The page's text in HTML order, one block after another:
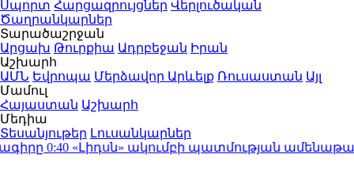
Սպորտ Հարցազրույցներ Վերլուծական
Ծաղրանկարներ
Տարածաշրջան
Արցախ Թուրքիա Ադրբեջան Իրան
Աշխարհ
ԱՄՆ Եվրոպա Մերձավոր Արևելք Ռուսաստան Այլ
Մամուլ
Հայաստան Աշխարհ
Մեդիա
Տեսանյութեր Լուսանկարներ
0:40«Լիդսն» ակումբի պատմության